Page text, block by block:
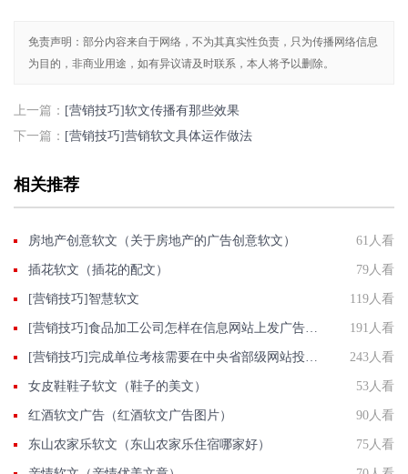
免责声明：部分内容来自于网络，不为其真实性负责，只为传播网络信息
为目的，非商业用途，如有异议请及时联系，本人将予以删除。
上一篇： [营销技巧]软文传播有那些效果
下一篇： [营销技巧]营销软文具体运作做法
相关推荐
房地产创意软文（关于房地产的广告创意软文） 61人看
插花软文（插花的配文） 79人看
[营销技巧]智慧软文 119人看
[营销技巧]食品加工公司怎样在信息网站上发广告做推广提高产品知名度呢 191人看
[营销技巧]完成单位考核需要在中央省部级网站投稿发软文有什么高效的做法？ 243人看
女皮鞋鞋子软文（鞋子的美文） 53人看
红酒软文广告（红酒软文广告图片） 90人看
东山农家乐软文（东山农家乐住宿哪家好） 75人看